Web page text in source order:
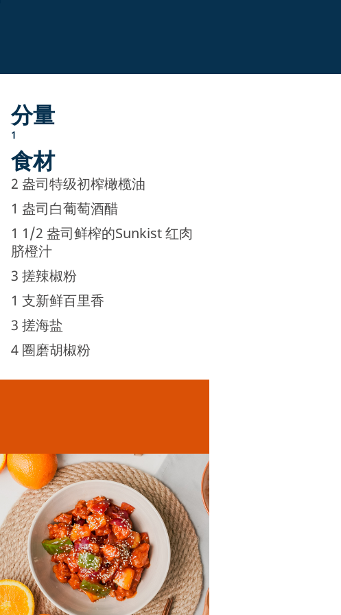
分量
1
食材
2 盎司特级初榨橄榄油
1 盎司白葡萄酒醋
1 1/2 盎司鲜榨的Sunkist 红肉
脐橙汁
3 搓辣椒粉
1 支新鲜百里香
3 搓海盐
4圈磨胡椒粉